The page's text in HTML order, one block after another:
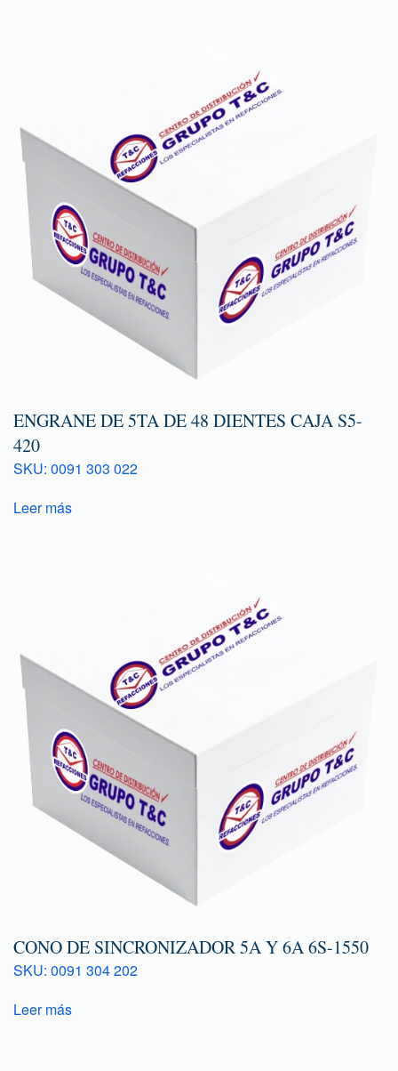
ENGRANE DE 5TA DE 48 DIENTES CAJA S5-
420
SKU: 0091 303 022
Leer más
CONO DE SINCRONIZADOR 5A Y 6A 6S-1550
SKU: 0091 304 202
Leer más